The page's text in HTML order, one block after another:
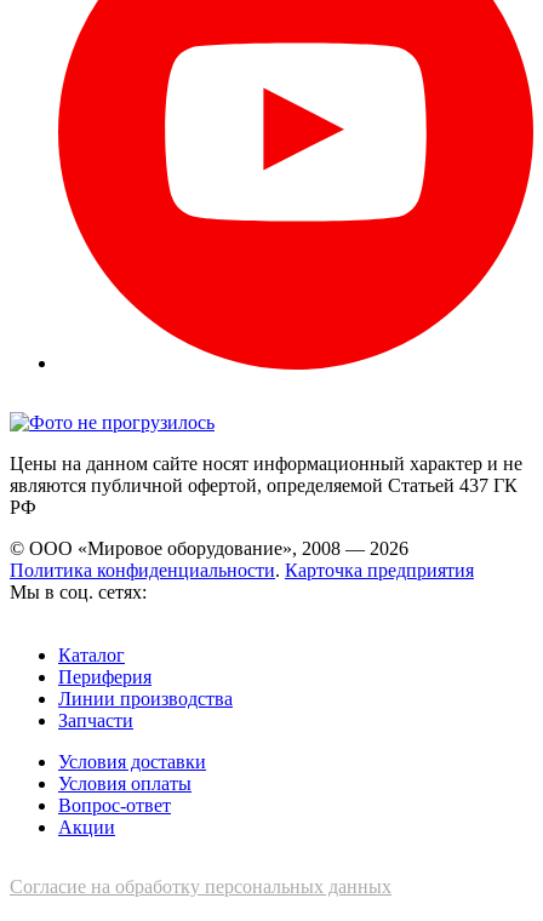
Цены на данном сайте носят информационный характер и не
являются публичной офертой, определяемой Статьей 437 ГК
РФ
© ООО «Мировое оборудование», 2008 — 2026
Политика конфиденциальности. Карточка предприятия
Мы в соц. сетях:
Каталог
Периферия
Линии производства
Запчасти
Условия доставки
Условия оплаты
Вопрос-ответ
Акции
Согласие на обработку персональных данных